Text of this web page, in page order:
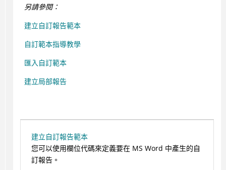
另請參閱：
建立自訂報告範本
自訂範本指導教學
匯入自訂範本
建立局部報告
建立自訂報告範本
您可以使用欄位代碼來定義要在 MS Word 中產生的自
訂報告。